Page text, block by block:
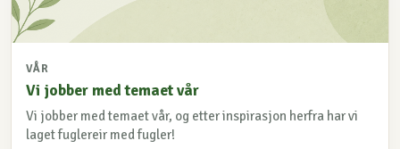
VÅR
Vi jobber med temaet vår
Vi jobber med temaet vår, og etter inspirasjon herfra har vi
laget fuglereir med fugler!